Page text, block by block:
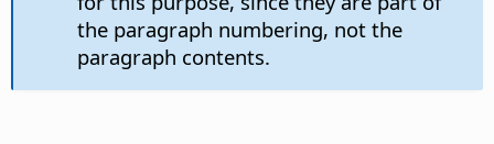
the paragraph numbering, not the
paragraph contents.